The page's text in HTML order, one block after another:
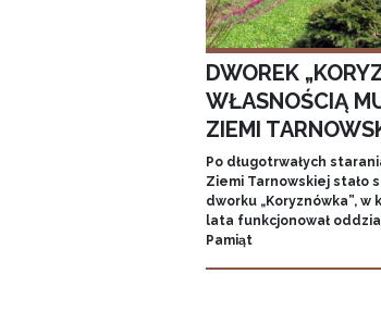
DWOREK
WŁASNOŚCIĄ
ZIEMI
Po długotrwałych
Ziemi Tarnowskiej stało
dworku „Koryznówka”, w
lata funkcjonował
Pamiąt